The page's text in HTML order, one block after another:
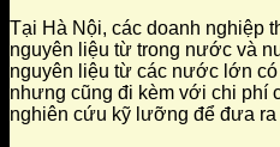
Tại Hà Nội, các doanh nghiệp
nguyên liệu từ trong nước và
nguyên liệu từ các nước lớn
nhưng cũng đi kèm với chi phí
nghiên cứu kỹ lưỡng để đưa